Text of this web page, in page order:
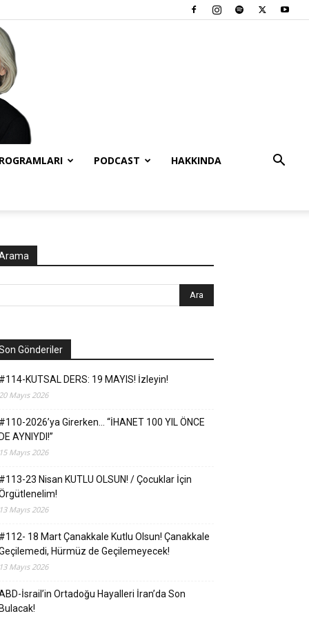
PODCAST HAKKINDA
Gönderiler
KUTSAL DERS: 19 MAYIS! İzleyin!
Mayıs 2026
2026’ya Girerken… “İHANET 100 YIL ÖNCE
AYNIYDI!”
Mayıs 2026
23 Nisan KUTLU OLSUN! / Çocuklar İçin
Mayıs 2026
18 Mart Çanakkale Kutlu Olsun! Çanakkale
Hürmüz de Geçilemeyecek!
Mayıs 2026
İsrail’in Ortadoğu Hayalleri İran’da Son